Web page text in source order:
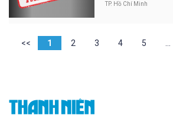
TP. Hồ Chí Minh
<< 1 2 3 4 5